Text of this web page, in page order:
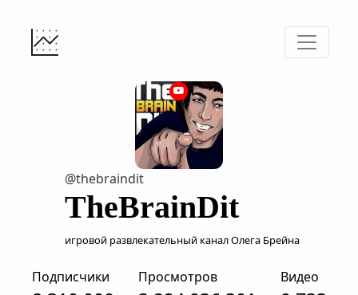
@thebraindit
TheBrainDit
игровой развлекательный канал Олега Брейна
Подписчики Просмотров Видео